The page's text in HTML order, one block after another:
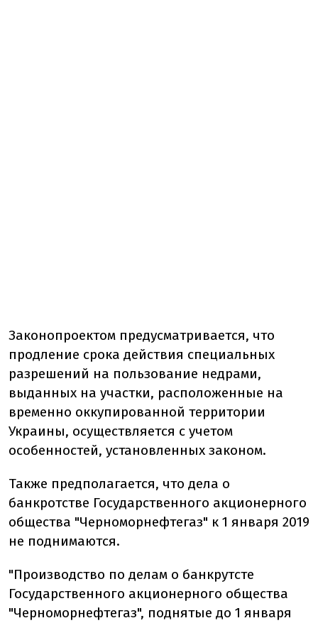
Законопроектом предусматривается, что
продление срока действия специальных
разрешений на пользование недрами,
выданных на участки, расположенные на
временно оккупированной территории
Украины, осуществляется с учетом
особенностей, установленных законом.
Также предполагается, что дела о
банкротстве Государственного акционерного
общества "Черноморнефтегаз" к 1 января 2019
не поднимаются.
"Производство по делам о банкрутсте
Государственного акционерного общества
"Черноморнефтегаз", поднятые до 1 января